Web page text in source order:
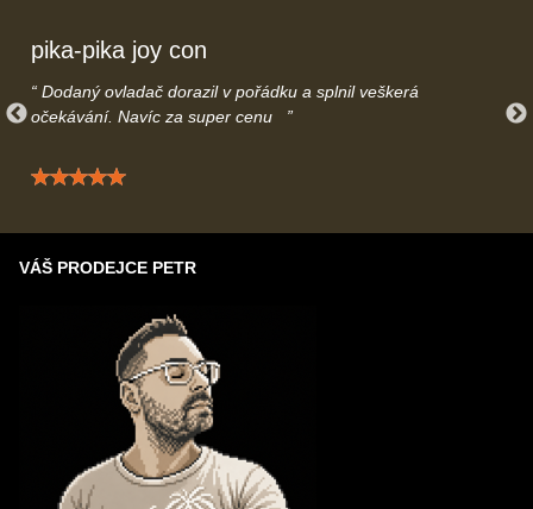
pika-pika joy con
Dodaný ovladač dorazil v pořádku a splnil veškerá
očekávání. Navíc za super cenu
Hodnocení: 5 / 5
VÁŠ PRODEJCE PETR